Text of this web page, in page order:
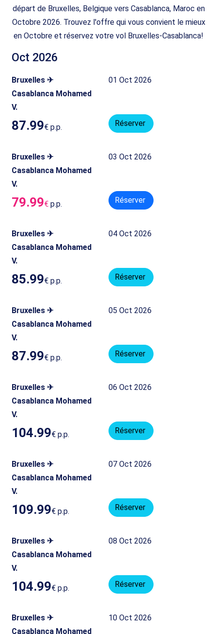
départ de Bruxelles, Belgique vers Casablanca, Maroc en
Octobre 2026. Trouvez l'offre qui vous convient le mieux
en Octobre et réservez votre vol Bruxelles-Casablanca!
Oct 2026
Bruxelles ✈
Casablanca Mohamed
V.
01 Oct 2026
87.99€ p.p. Réserver
Bruxelles ✈
Casablanca Mohamed
V.
03 Oct 2026
79.99€ p.p. Réserver
Bruxelles ✈
Casablanca Mohamed
V.
04 Oct 2026
85.99€ p.p. Réserver
Bruxelles ✈
Casablanca Mohamed
V.
05 Oct 2026
87.99€ p.p. Réserver
Bruxelles ✈
Casablanca Mohamed
V.
06 Oct 2026
104.99€ p.p. Réserver
Bruxelles ✈
Casablanca Mohamed
V.
07 Oct 2026
109.99€ p.p. Réserver
Bruxelles ✈
Casablanca Mohamed
V.
08 Oct 2026
104.99€ p.p. Réserver
Bruxelles ✈
Casablanca Mohamed
10 Oct 2026